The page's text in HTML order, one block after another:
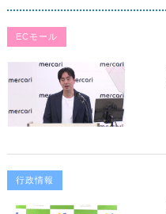
ECモール
行政情報